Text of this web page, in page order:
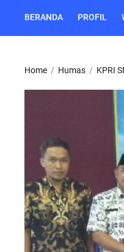
BERANDA PROFIL
Home Humas KPRI